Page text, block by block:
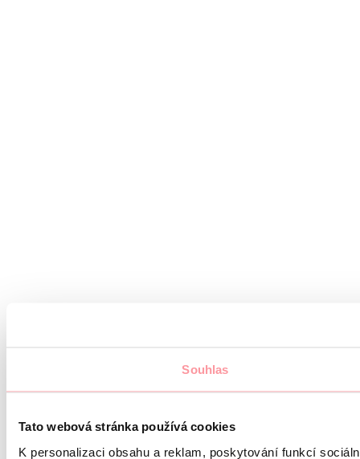
Souhlas
Tato webová stránka používá cookies
K personalizaci obsahu a reklam, poskytování funkcí